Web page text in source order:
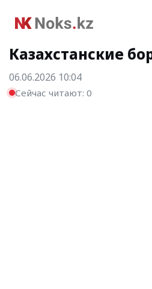
Казахстанские
06.06.2026 10:04
Сейчас читают: 0